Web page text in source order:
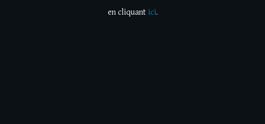
en cliquant ici.